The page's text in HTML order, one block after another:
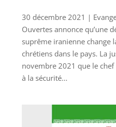
30 décembre 2021 |
Ouvertes annonce qu’une
suprême iranienne change
chrétiens dans le pays. La
novembre 2021 que le chef
à la sécurité...